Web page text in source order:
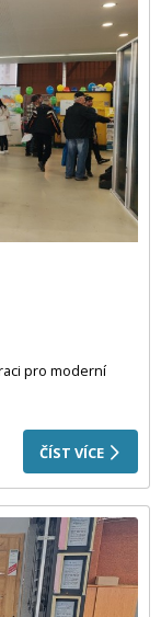
pro moderní
ČÍST VÍCE